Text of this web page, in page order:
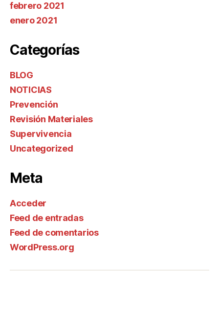
febrero 2021
enero 2021
Categorías
BLOG
NOTICIAS
Prevención
Revisión Materiales
Supervivencia
Uncategorized
Meta
Acceder
Feed de entradas
Feed de comentarios
WordPress.org